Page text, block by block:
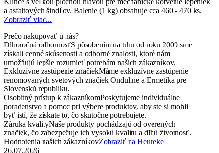
a asfaltových šindľov. Balenie (1 kg) obsahuje cca 460 - 470 ks.
Zobraziť viac...
Prečo nakupovať u nás?
Dlhoročná odbornosťS pôsobením na trhu od roku 2009 sme
získali cenné skúsenosti a odborné znalosti, ktoré nám
umožňujú lepšie rozumieť potrebám našich zákazníkov.
Exkluzívne zastúpenie značiekMáme exkluzívne zastúpenie
renomovaných svetových značiek Onduline a Ermetika pre
Slovenskú republiku.
Osobitný prístup k zákazníkomPoskytujeme individuálne
poradenstvo a pomoc pri výbere produktov, aby ste si mohli
byť istí, že získate to, čo skutočne potrebujete.
Záruka kvalityNaše produkty pochádzajú od overených
značiek, čo zabezpečuje ich vysokú kvalitu a dlhú životnosť.
Hodnotenia našich zákazníkovZobraziť na Heureke
26.07.2026